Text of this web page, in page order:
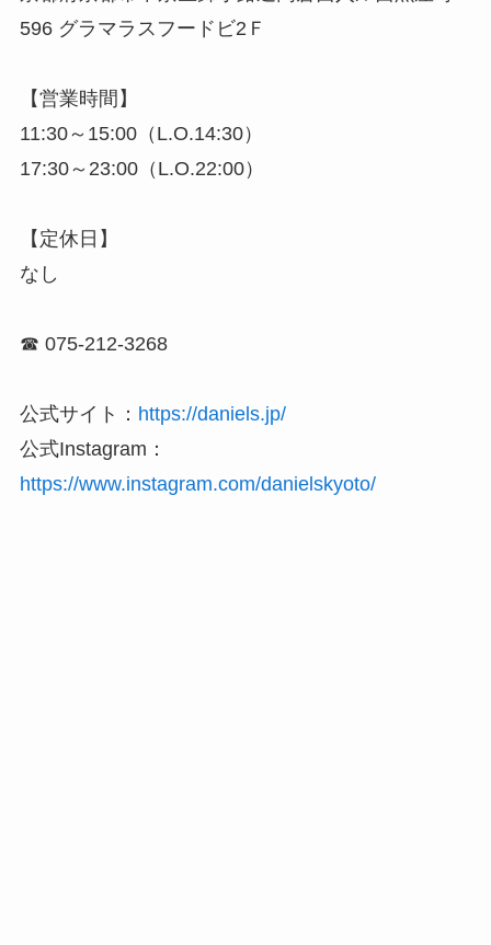
596 グラマラスフードビ2Ｆ
【営業時間】
11:30～15:00（L.O.14:30）
17:30～23:00（L.O.22:00）
【定休日】
なし
☎ 075-212-3268
公式サイト： https://daniels.jp/
公式Instagram：
https://www.instagram.com/danielskyoto/